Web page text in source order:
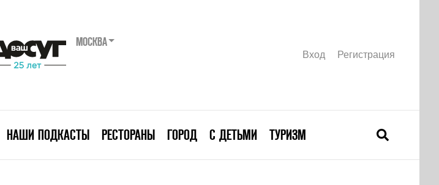
МОСКВА
Вход Регистрация
НАШИ ПОДКАСТЫ РЕСТОРАНЫ ГОРОД С ДЕТЬМИ ТУРИЗМ